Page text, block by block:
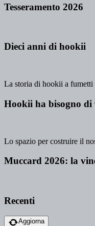
Tesseramento 2026
Dieci anni di hookii
La storia di hookii a fumetti
Hookii ha bisogno di
Lo spazio per costruire il
Muccard 2026: la
Recenti
Aggiorna